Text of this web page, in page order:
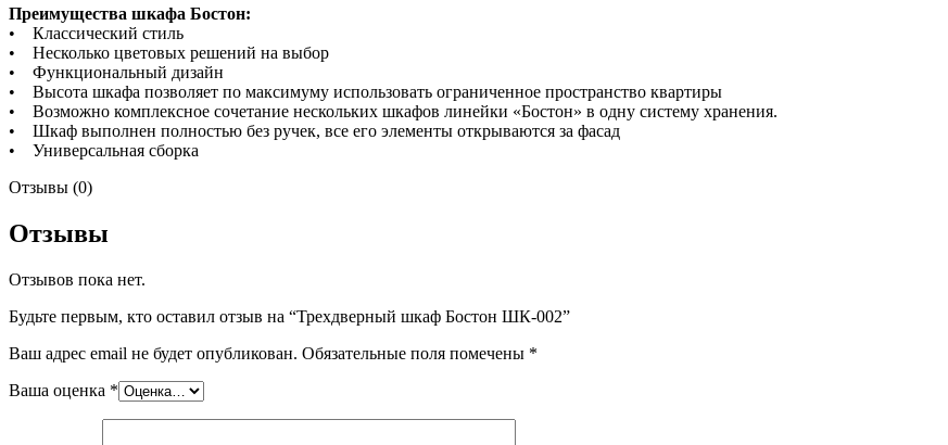
Преимущества шкафа Бостон:
• Классический стиль
• Несколько цветовых решений на выбор
• Функциональный дизайн
• Высота шкафа позволяет по максимуму использовать ограниченное пространство квартиры
• Возможно комплексное сочетание нескольких шкафов линейки «Бостон» в одну систему хранения.
• Шкаф выполнен полностью без ручек, все его элементы открываются за фасад
• Универсальная сборка
Отзывы (0)
Отзывы
Отзывов пока нет.
Будьте первым, кто оставил отзыв на “Трехдверный шкаф Бостон ШК-002”
Ваш адрес email не будет опубликован. Обязательные поля помечены *
Ваша оценка *